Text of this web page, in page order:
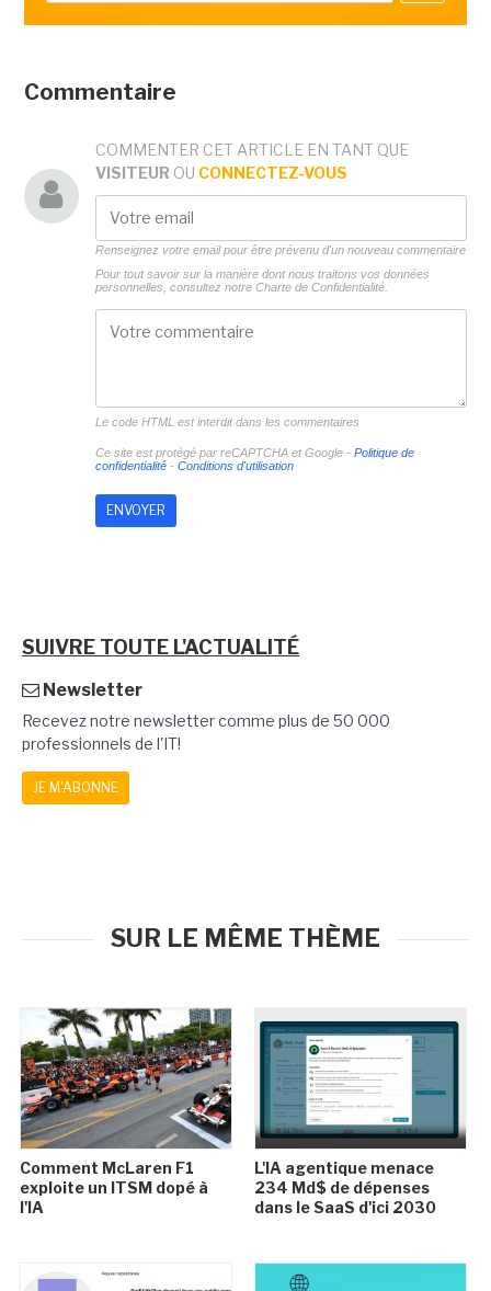
Commentaire
COMMENTER CET ARTICLE EN TANT QUE
VISITEUR OU CONNECTEZ-VOUS
Renseignez votre email pour être prévenu d'un nouveau commentaire
Pour tout savoir sur la manière dont nous traitons vos données
personnelles, consultez notre Charte de Confidentialité.
Le code HTML est interdit dans les commentaires
Ce site est protégé par reCAPTCHA et Google - Politique de
confidentialité- Conditions d'utilisation
SUIVRE TOUTE L'ACTUALITÉ
Newsletter
Recevez notre newsletter comme plus de 50 000
professionnels de l'IT!
JE M'ABONNE
SUR LE MÊME THÈME
Comment McLaren F1
exploite un ITSM dopé à
l'IA
L'IA agentique menace
234 Md$ de dépenses
dans le SaaS d'ici 2030